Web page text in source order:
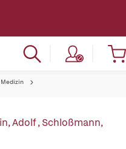
Medizin
Adolf,Schloßmann,